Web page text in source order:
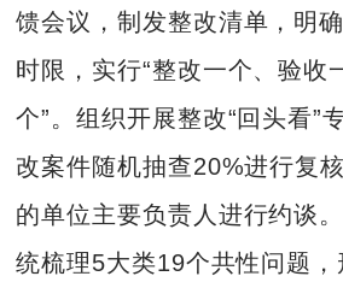
馈会议，制发整改清单，明
时限，实行“整改一个、验收
个”。组织开展整改“回头看”
改案件随机抽查20%进行复
的单位主要负责人进行约谈
统梳理5大类19个共性问题